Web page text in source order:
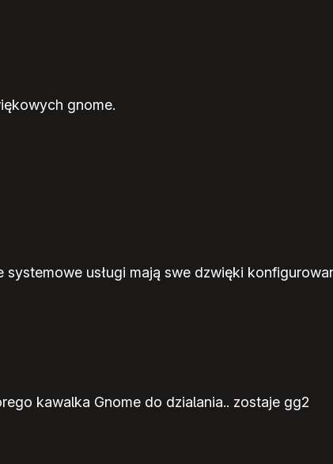
gnome.
usługi mają swe dzwięki
kawalka Gnome do dzialania.. zostaje gg2